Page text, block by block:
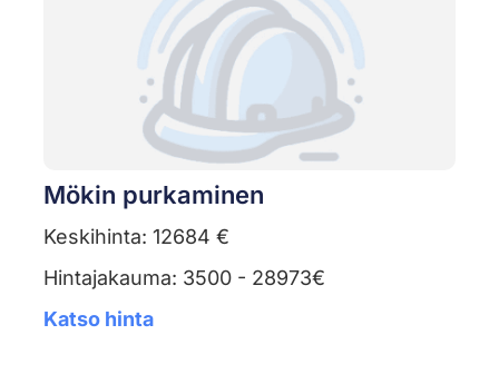
Mökin purkaminen
Keskihinta: 12684 €
Hintajakauma: 3500 - 28973€
Katso hinta